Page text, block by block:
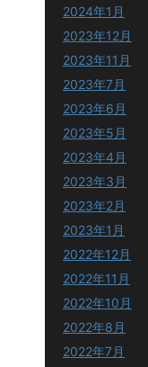
2024年1月
2023年12月
2023年11月
2023年7月
2023年6月
2023年5月
2023年4月
2023年3月
2023年2月
2023年1月
2022年12月
2022年11月
2022年10月
2022年8月
2022年7月